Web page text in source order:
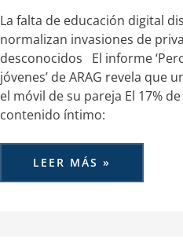
La falta de educación digital
normalizan invasiones de
desconocidos El informe
jóvenes’ de ARAG revela que
el móvil de su pareja El 17%
contenido íntimo:
LEER MÁS »